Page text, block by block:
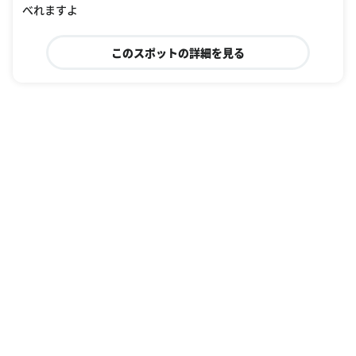
べれますよ
このスポットの詳細を見る